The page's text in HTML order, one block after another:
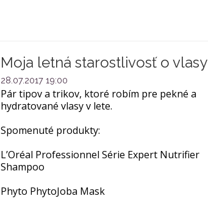
Moja letná starostlivosť o vlasy
28.07.2017 19:00
Pár tipov a trikov, ktoré robím pre pekné a
hydratované vlasy v lete.
Spomenuté produkty:
L’Oréal Professionnel Série Expert Nutrifier
Shampoo
Phyto PhytoJoba Mask